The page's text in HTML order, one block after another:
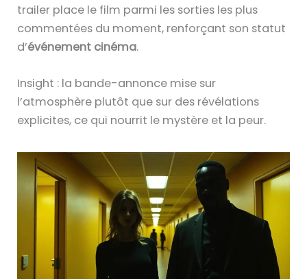
trailer place le film parmi les sorties les plus
commentées du moment, renforçant son statut
d’événement cinéma.
Insight : la bande-annonce mise sur
l’atmosphère plutôt que sur des révélations
explicites, ce qui nourrit le mystère et la peur.